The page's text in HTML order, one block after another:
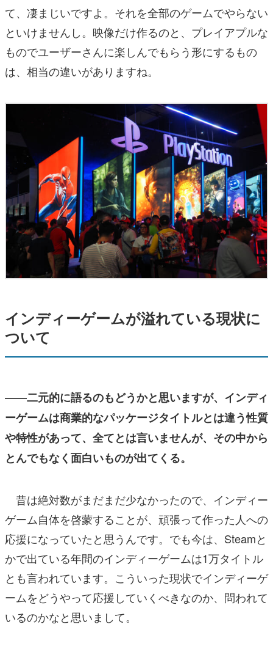
て、凄まじいですよ。それを全部のゲームでやらない
といけませんし。映像だけ作るのと、プレイアプルな
ものでユーザーさんに楽しんでもらう形にするもの
は、相当の違いがありますね。
インディーゲームが溢れている現状に
ついて
――二元的に語るのもどうかと思いますが、インディ
ーゲームは商業的なパッケージタイトルとは違う性質
や特性があって、全てとは言いませんが、その中から
とんでもなく面白いものが出てくる。
昔は絶対数がまだまだ少なかったので、インディー
ゲーム自体を啓蒙することが、頑張って作った人への
応援になっていたと思うんです。でも今は、Steamと
かで出ている年間のインディーゲームは1万タイトル
とも言われています。こういった現状でインディーゲ
ームをどうやって応援していくべきなのか、問われて
いるのかなと思いまして。